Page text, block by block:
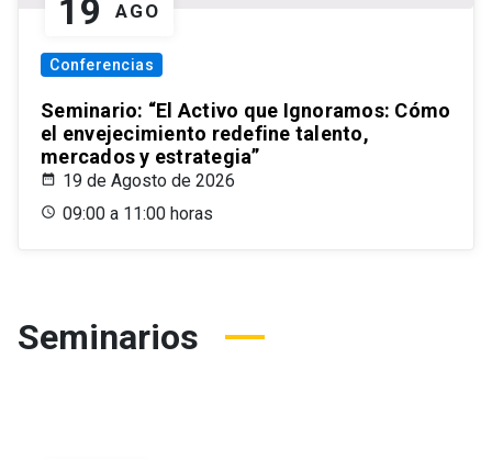
19 AGO
Conferencias
Seminario: “El Activo que Ignoramos: Cómo
el envejecimiento redefine talento,
mercados y estrategia”
19 de Agosto de 2026
09:00 a 11:00 horas
Seminarios